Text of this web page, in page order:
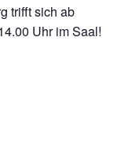
trifft sich ab
Uhr im Saal!